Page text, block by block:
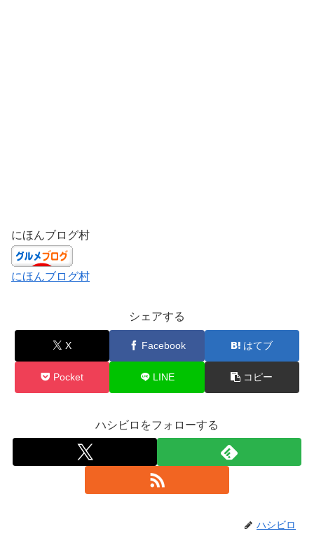
にほんブログ村
にほんブログ村
シェアする
X Facebook はてブ
Pocket LINE コピー
ハシビロをフォローする
ハシビロ